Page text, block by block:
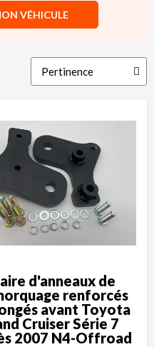
VÉHICULE
d'anneaux de
renforcés
avant Toyota
Cruiser Série 7
2007 N4-Offroad